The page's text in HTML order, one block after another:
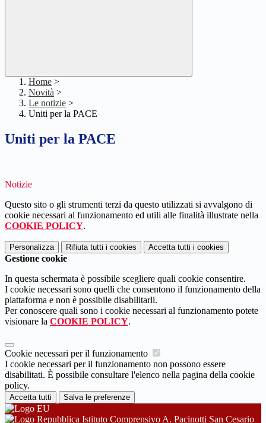
Home >
Novità >
Le notizie >
Uniti per la PACE
Uniti per la PACE
Notizie
Questo sito o gli strumenti terzi da questo utilizzati si avvalgono di
cookie necessari al funzionamento ed utili alle finalità illustrate nella
COOKIE POLICY.
Personalizza Rifiuta tutti i cookies Accetta tutti i cookies
Gestione cookie
In questa schermata è possibile scegliere quali cookie consentire.
I cookie necessari sono quelli che consentono il funzionamento della
piattaforma e non è possibile disabilitarli.
Per conoscere quali sono i cookie necessari al funzionamento potete
visionare la COOKIE POLICY.
Cookie necessari per il funzionamento
I cookie necessari per il funzionamento non possono essere
disabilitati. È possibile consultare l'elenco nella pagina della cookie
policy.
Accetta tutti Salva le preferenze
Istituto Comprensivo A. Pacinotti San Cesario